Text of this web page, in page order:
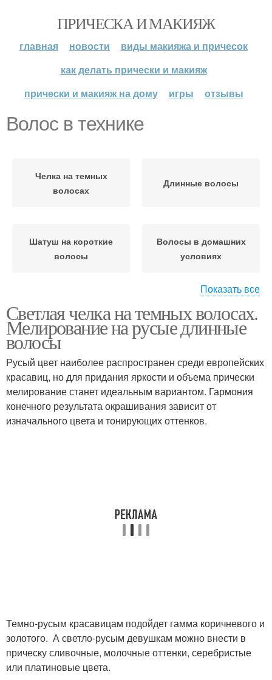
ПРИЧЕСКА И МАКИЯЖ
главная новости
виды макияжа и причесок
как делать прически и макияж
прически и макияж на дому
игры отзывы
Волос в технике
Челка на темных
волосах
Длинные волосы
Шатуш на короткие
волосы
Волосы в домашних
условиях
волосы
Показать все
Светлая челка на темных волосах.
Мелирование на русые длинные
волосы
Русый цвет наиболее распространен среди европейских
красавиц, но для придания яркости и объема прически
мелирование станет идеальным вариантом. Гармония
конечного результата окрашивания зависит от
изначального цвета и тонирующих оттенков.
Темно-русым красавицам подойдет гамма коричневого и
золотого. А светло-русым девушкам можно внести в
прическу сливочные, молочные оттенки, серебристые
или платиновые цвета.